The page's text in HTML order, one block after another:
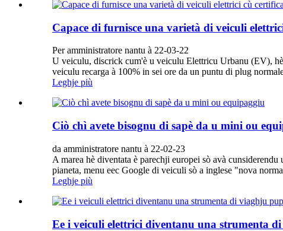
Capace di furnisce una varietà di veiculi
Per amministratore nantu à 22-03-22
U veiculu, discrick cum'è u veiculu Elettricu Urbanu (EV),
veiculu recarga à 100% in sei ore da un puntu di plug
Leghje più
Ciò chì avete bisognu di sapè da u mini ou
da amministratore nantu à 22-02-23
A marea hè diventata è parechji europei sò avà
pianeta, menu eec Google di veiculi sò a inglese "nova
Leghje più
Ee i veiculi elettrici diventanu una strumenta